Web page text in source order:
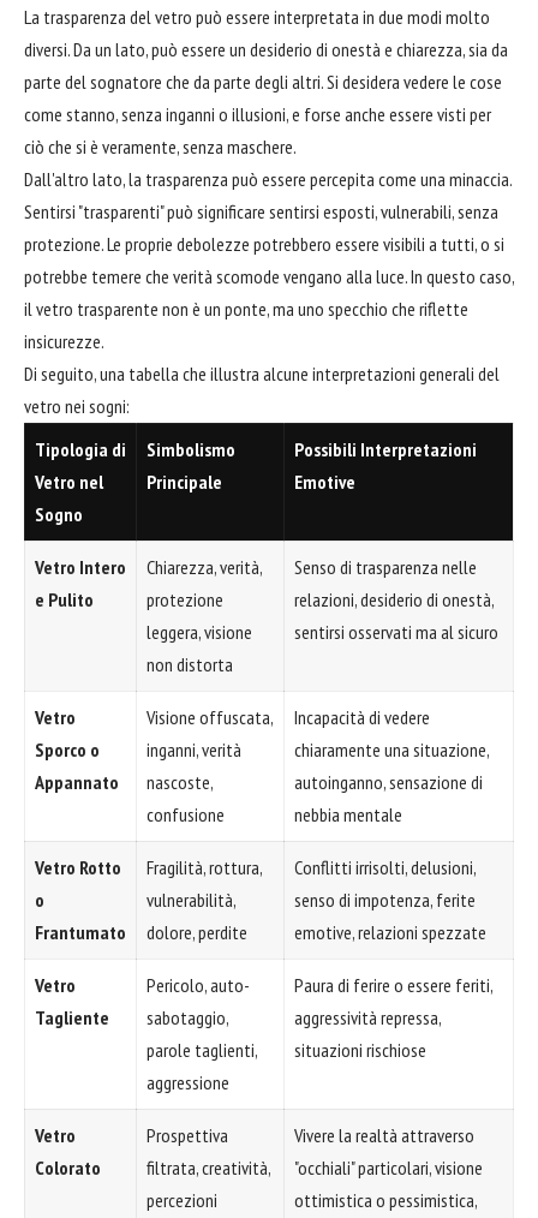
La trasparenza del vetro può essere interpretata in due modi molto
diversi. Da un lato, può essere un desiderio di onestà e chiarezza, sia da
parte del sognatore che da parte degli altri. Si desidera vedere le cose
come stanno, senza inganni o illusioni, e forse anche essere visti per
ciò che si è veramente, senza maschere.
Dall'altro lato, la trasparenza può essere percepita come una minaccia.
Sentirsi "trasparenti" può significare sentirsi esposti, vulnerabili, senza
protezione. Le proprie debolezze potrebbero essere visibili a tutti, o si
potrebbe temere che verità scomode vengano alla luce. In questo caso,
il vetro trasparente non è un ponte, ma uno specchio che riflette
insicurezze.
Di seguito, una tabella che illustra alcune interpretazioni generali del
vetro nei sogni:
Tipologia di
Vetro nel
Sogno
Simbolismo
Principale
Possibili Interpretazioni
Emotive
Vetro Intero
e Pulito
Chiarezza, verità,
protezione
leggera, visione
non distorta
Senso di trasparenza nelle
relazioni, desiderio di onestà,
sentirsi osservati ma al sicuro
Vetro
Sporco o
Appannato
Visione offuscata,
inganni, verità
nascoste,
confusione
Incapacità di vedere
chiaramente una situazione,
autoinganno, sensazione di
nebbia mentale
Vetro Rotto
o
Frantumato
Fragilità, rottura,
vulnerabilità,
dolore, perdite
Conflitti irrisolti, delusioni,
senso di impotenza, ferite
emotive, relazioni spezzate
Vetro
Tagliente
Pericolo, auto-
sabotaggio,
parole taglienti,
aggressione
Paura di ferire o essere feriti,
aggressività repressa,
situazioni rischiose
Vetro
Colorato
Prospettiva
filtrata, creatività,
percezioni
Vivere la realtà attraverso
"occhiali" particolari, visione
ottimistica o pessimistica,